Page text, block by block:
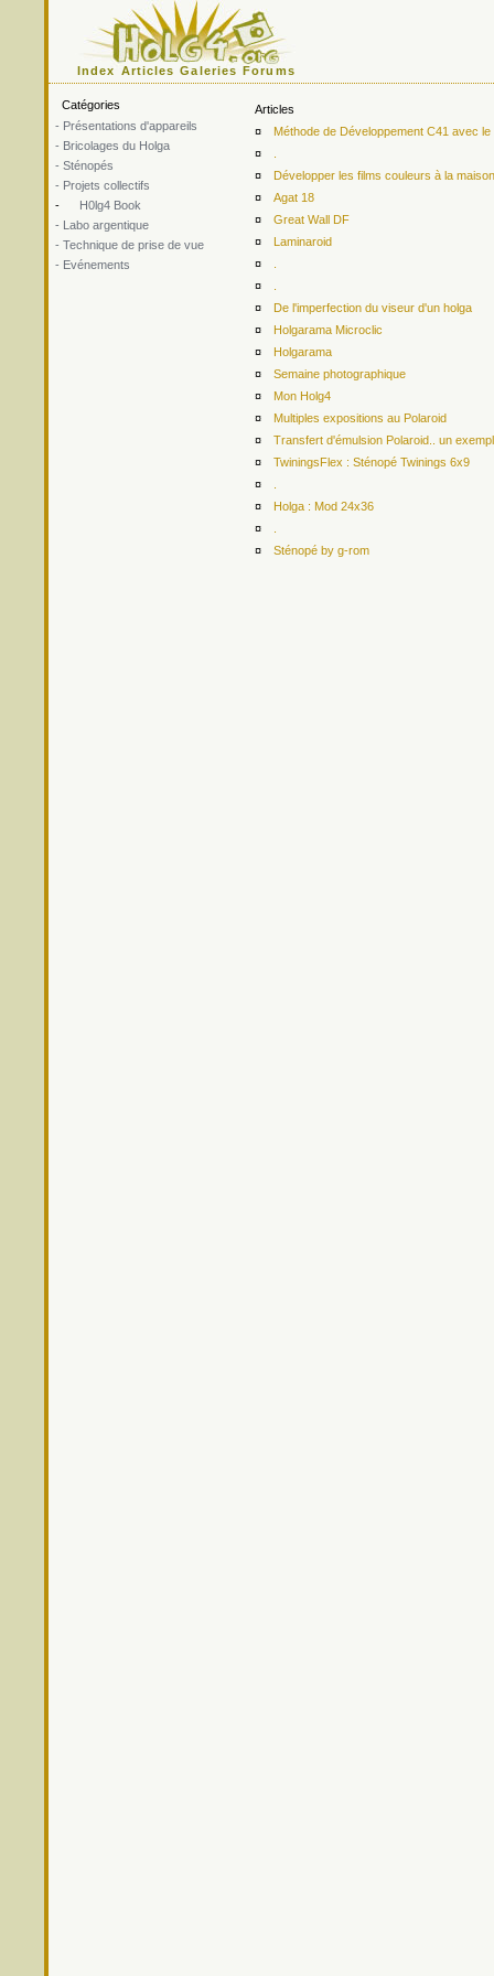
Index Articles Galeries Forums
Catégories
- Présentations d'appareils
- Bricolages du Holga
- Sténopés
- Projets collectifs
-
H0lg4 Book
- Labo argentique
- Technique de prise de vue
- Evénements
Articles
¤
Méthode de Développement C41 avec
¤
¤
Développer les films couleurs à la
¤
Agat 18
¤
Great Wall DF
¤
Laminaroid
¤
¤
¤
De l'imperfection du viseur d'un holga
¤
Holgarama Microclic
¤
Holgarama
¤
Semaine photographique
¤
Mon Holg4
¤
Multiples expositions au Polaroid
¤
Transfert d'émulsion Polaroid.. un
¤
TwiningsFlex : Sténopé Twinings 6x9
¤
¤
Holga : Mod 24x36
¤
¤
Sténopé by g-rom